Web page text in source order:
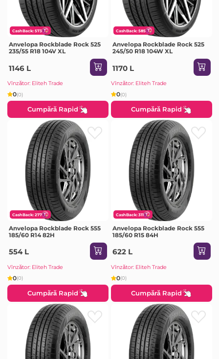
CashBack: 573
Anvelopa Rockblade Rock 525
235/55 R18 104V XL
1146 L
Vînzător: Eliteh Trade
0(0)
Cumpără Rapid
CashBack: 585
Anvelopa Rockblade Rock 525
245/50 R18 104W XL
1170 L
Vînzător: Eliteh Trade
0(0)
Cumpără Rapid
CashBack: 277
Anvelopa Rockblade Rock 555
185/60 R14 82H
554 L
Vînzător: Eliteh Trade
0(0)
Cumpără Rapid
CashBack: 311
Anvelopa Rockblade Rock 555
185/60 R15 84H
622 L
Vînzător: Eliteh Trade
0(0)
Cumpără Rapid